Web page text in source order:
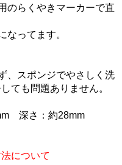
のらくやきマーカーで直
なってます。
、スポンジでやさしく洗
ても問題ありません。
深さ：約28mm
について